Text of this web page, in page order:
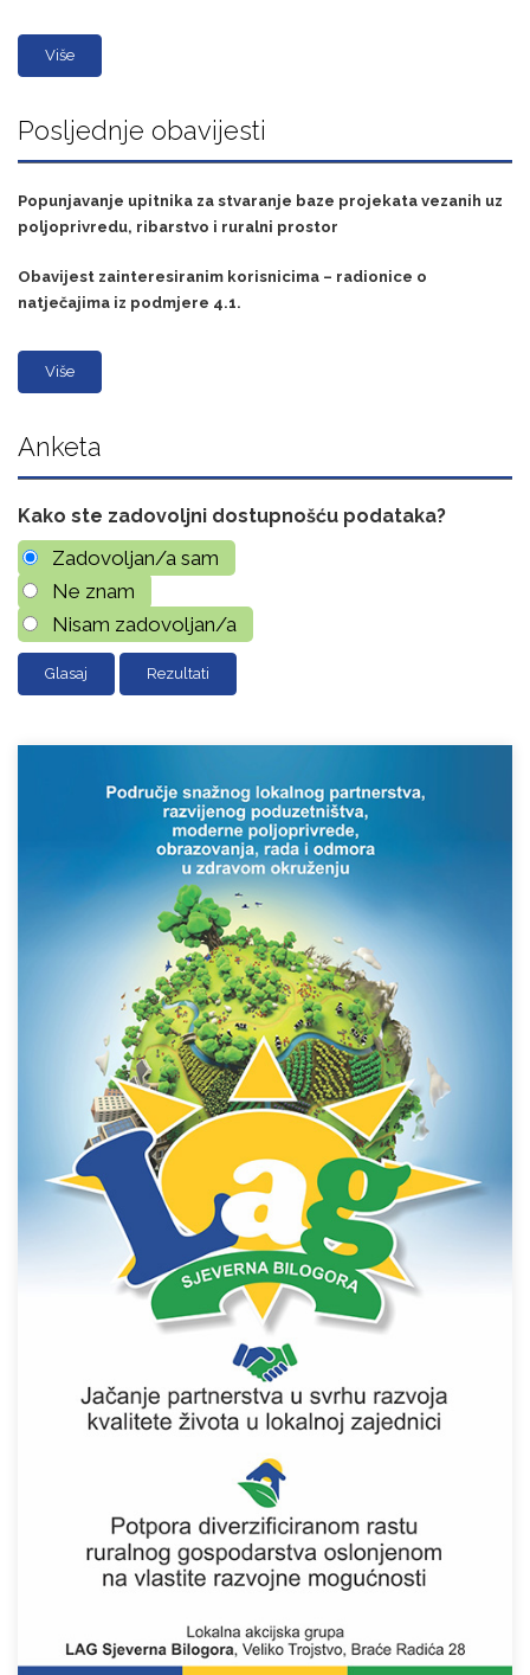
Više
Posljednje obavijesti
Popunjavanje upitnika za stvaranje baze projekata vezanih uz
poljoprivredu, ribarstvo i ruralni prostor
Obavijest zainteresiranim korisnicima – radionice o
natječajima iz podmjere 4.1.
Više
Anketa
Kako ste zadovoljni dostupnošću podataka?
Zadovoljan/a sam
Ne znam
Nisam zadovoljan/a
Rezultati